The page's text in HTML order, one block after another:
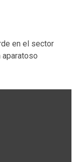
en el sector
aparatoso